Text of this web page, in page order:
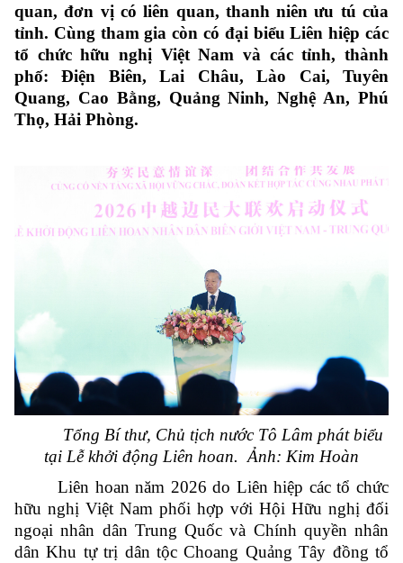
quan, đơn vị có liên quan, thanh niên ưu tú của
tỉnh. Cùng tham gia còn có đại biểu Liên hiệp các
tổ chức hữu nghị Việt Nam và các tỉnh, thành
phố: Điện Biên, Lai Châu, Lào Cai, Tuyên
Quang, Cao Bằng, Quảng Ninh, Nghệ An, Phú
Thọ, Hải Phòng.
Tổng Bí thư, Chủ tịch nước Tô Lâm phát biểu
tại Lễ khởi động Liên hoan. Ảnh: Kim Hoàn
Liên hoan năm 2026 do Liên hiệp các tổ chức
hữu nghị Việt Nam phối hợp với Hội Hữu nghị đối
ngoại nhân dân Trung Quốc và Chính quyền nhân
dân Khu tự trị dân tộc Choang Quảng Tây đồng tổ